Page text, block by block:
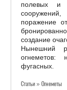
полевых и
поражение
создание
Нынешний
огнеметов:
фугасных.
Статьи » Огнеметы